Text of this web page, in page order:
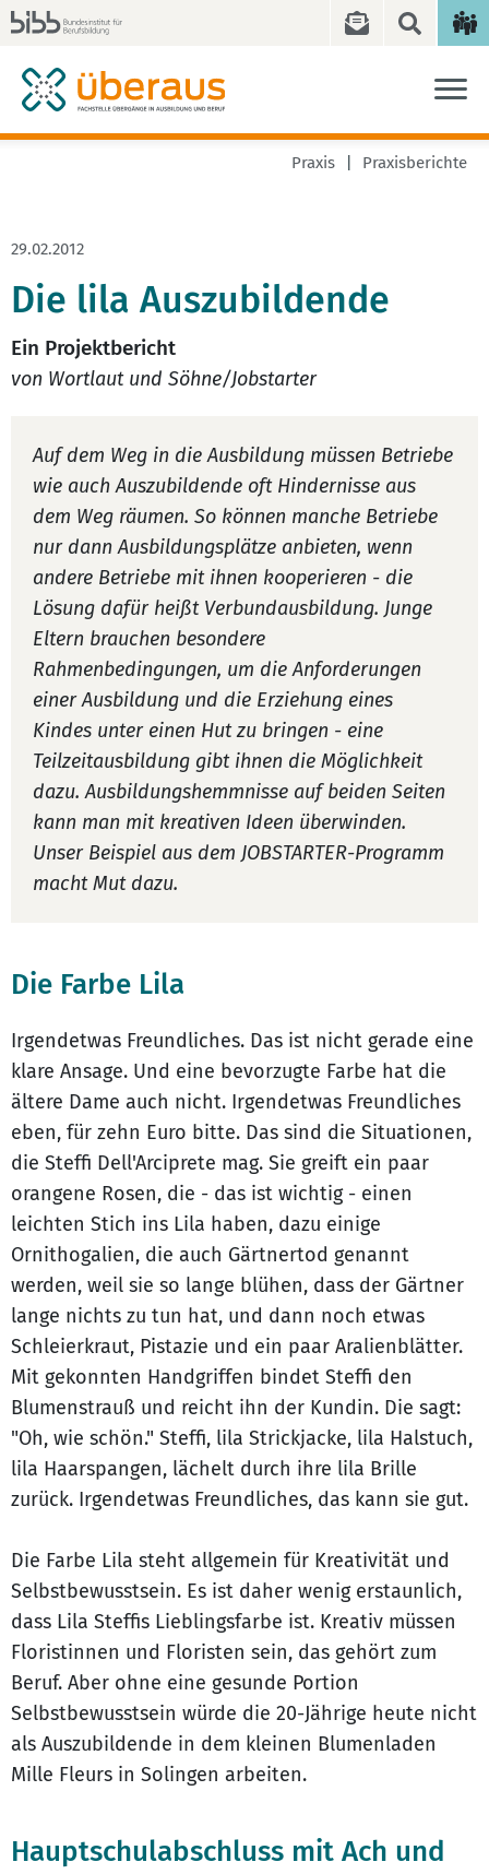
Praxis Praxisberichte
29.02.2012
Die lila Auszubildende
Ein Projektbericht
von Wortlaut und Söhne/Jobstarter
Auf dem Weg in die Ausbildung müssen Betriebe
wie auch Auszubildende oft Hindernisse aus
dem Weg räumen. So können manche Betriebe
nur dann Ausbildungsplätze anbieten, wenn
andere Betriebe mit ihnen kooperieren - die
Lösung dafür heißt Verbundausbildung. Junge
Eltern brauchen besondere
Rahmenbedingungen, um die Anforderungen
einer Ausbildung und die Erziehung eines
Kindes unter einen Hut zu bringen - eine
Teilzeitausbildung gibt ihnen die Möglichkeit
dazu. Ausbildungshemmnisse auf beiden Seiten
kann man mit kreativen Ideen überwinden.
Unser Beispiel aus dem JOBSTARTER-Programm
macht Mut dazu.
Die Farbe Lila
Irgendetwas Freundliches. Das ist nicht gerade eine
klare Ansage. Und eine bevorzugte Farbe hat die
ältere Dame auch nicht. Irgendetwas Freundliches
eben, für zehn Euro bitte. Das sind die Situationen,
die Steffi Dell'Arciprete mag. Sie greift ein paar
orangene Rosen, die - das ist wichtig - einen
leichten Stich ins Lila haben, dazu einige
Ornithogalien, die auch Gärtnertod genannt
werden, weil sie so lange blühen, dass der Gärtner
lange nichts zu tun hat, und dann noch etwas
Schleierkraut, Pistazie und ein paar Aralienblätter.
Mit gekonnten Handgriffen bindet Steffi den
Blumenstrauß und reicht ihn der Kundin. Die sagt:
"Oh, wie schön." Steffi, lila Strickjacke, lila Halstuch,
lila Haarspangen, lächelt durch ihre lila Brille
zurück. Irgendetwas Freundliches, das kann sie gut.
Die Farbe Lila steht allgemein für Kreativität und
Selbstbewusstsein. Es ist daher wenig erstaunlich,
dass Lila Steffis Lieblingsfarbe ist. Kreativ müssen
Floristinnen und Floristen sein, das gehört zum
Beruf. Aber ohne eine gesunde Portion
Selbstbewusstsein würde die 20-Jährige heute nicht
als Auszubildende in dem kleinen Blumenladen
Mille Fleurs in Solingen arbeiten.
Hauptschulabschluss mit Ach und